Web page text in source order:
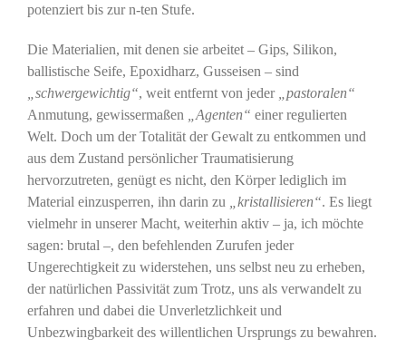
potenziert bis zur n-ten Stufe.
Die Materialien, mit denen sie arbeitet – Gips, Silikon,
ballistische Seife, Epoxidharz, Gusseisen – sind
„schwergewichtig“, weit entfernt von jeder
„pastoralen“
Anmutung, gewissermaßen
„Agenten“ einer regulierten
Welt. Doch um der Totalität der Gewalt zu entkommen und
aus dem Zustand persönlicher Traumatisierung
hervorzutreten, genügt es nicht, den Körper lediglich im
Material einzusperren, ihn darin zu
„kristallisieren“. Es liegt
vielmehr in unserer Macht, weiterhin aktiv – ja, ich möchte
sagen: brutal –, den befehlenden Zurufen jeder
Ungerechtigkeit zu widerstehen, uns selbst neu zu erheben,
der natürlichen Passivität zum Trotz, uns als verwandelt zu
erfahren und dabei die Unverletzlichkeit und
Unbezwingbarkeit des willentlichen Ursprungs zu bewahren.